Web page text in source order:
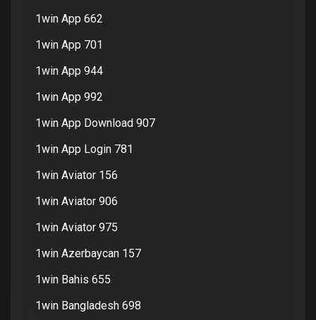
1win App 662
1win App 701
1win App 944
1win App 992
1win App Download 907
1win App Login 781
1win Aviator 156
1win Aviator 906
1win Aviator 975
1win Azerbaycan 157
1win Bahis 655
1win Bangladesh 698